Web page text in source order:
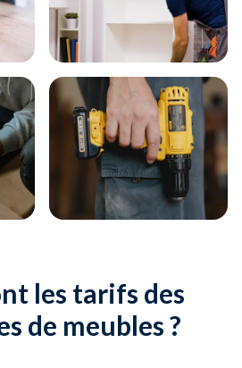
les tarifs des
de meubles ?